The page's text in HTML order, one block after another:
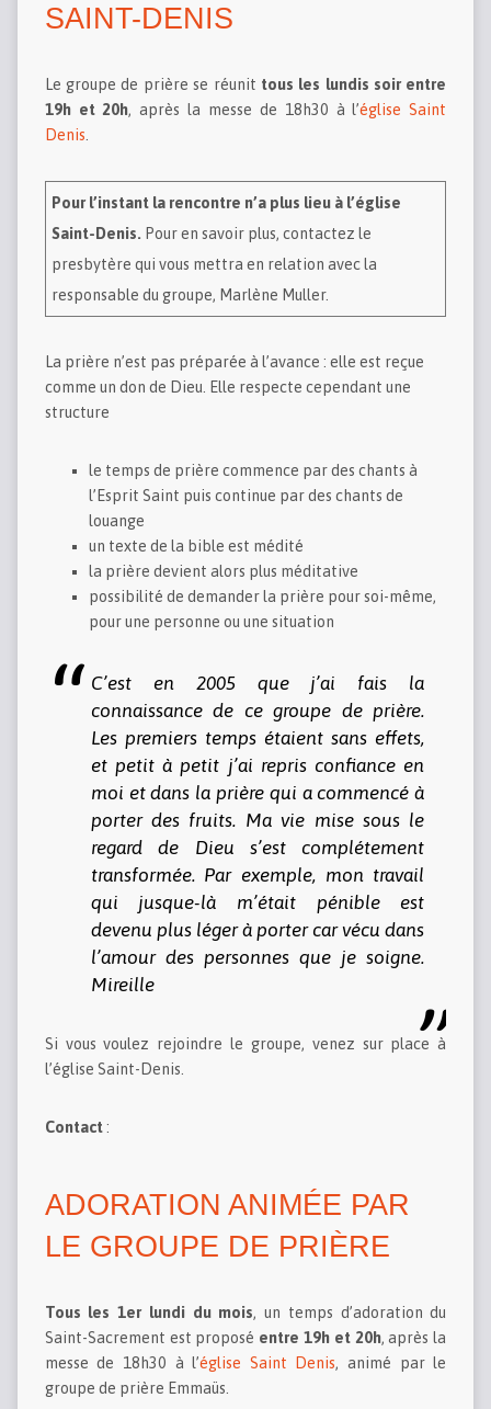
SAINT-DENIS
Le groupe de prière se réunit tous les lundis soir entre
19h et 20h, après la messe de 18h30 à l’église Saint
Denis.
Pour l’instant la rencontre n’a plus lieu à l’église
Saint-Denis. Pour en savoir plus, contactez le
presbytère qui vous mettra en relation avec la
responsable du groupe, Marlène Muller.
La prière n’est pas préparée à l’avance : elle est reçue
comme un don de Dieu. Elle respecte cependant une
structure
le temps de prière commence par des chants à
l’Esprit Saint puis continue par des chants de
louange
un texte de la bible est médité
la prière devient alors plus méditative
possibilité de demander la prière pour soi-même,
pour une personne ou une situation
C’est en 2005 que j’ai fais la
connaissance de ce groupe de prière.
Les premiers temps étaient sans effets,
et petit à petit j’ai repris confiance en
moi et dans la prière qui a commencé à
porter des fruits. Ma vie mise sous le
regard de Dieu s’est complétement
transformée. Par exemple, mon travail
qui jusque-là m’était pénible est
devenu plus léger à porter car vécu dans
l’amour des personnes que je soigne.
Mireille
Si vous voulez rejoindre le groupe, venez sur place à
l’église Saint-Denis.
Contact:
ADORATION ANIMÉE PAR
LE GROUPE DE PRIÈRE
Tous les 1er lundi du mois, un temps d’adoration du
Saint-Sacrement est proposé entre 19h et 20h, après la
messe de 18h30 à l’église Saint Denis, animé par le
groupe de prière Emmaüs.